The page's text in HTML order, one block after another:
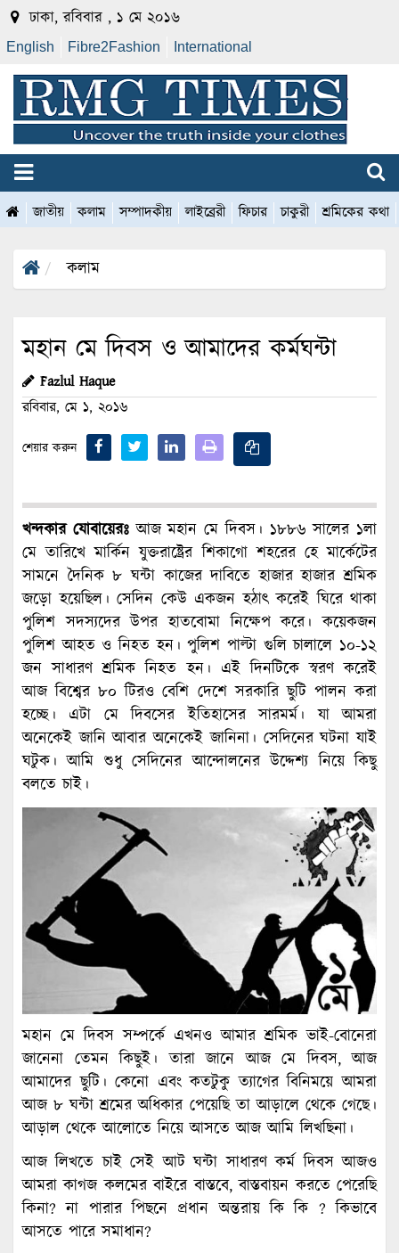
ঢাকা, রবিবার , ১ মে ২০১৬
English Fibre2Fashion International
জাতীয় কলাম সম্পাদকীয় লাইব্রেরী ফিচার চাকুরী শ্রমিকের কথা
কলাম
মহান মে দিবস ও আমাদের কর্মঘন্টা
Fazlul Haque
রবিবার, মে ১, ২০১৬
শেয়ার করুন
খন্দকার যোবায়েরঃআজ মহান মে দিবস। ১৮৮৬ সালের ১লা
মে তারিখে মার্কিন যুক্তরাষ্ট্রের শিকাগো শহরের হে মার্কেটের
সামনে দৈনিক ৮ ঘন্টা কাজের দাবিতে হাজার হাজার শ্রমিক
জড়ো হয়েছিল। সেদিন কেউ একজন হঠাৎ করেই ঘিরে থাকা
পুলিশ সদস্যদের উপর হাতবোমা নিক্ষেপ করে। কয়েকজন
পুলিশ আহত ও নিহত হন। পুলিশ পাল্টা গুলি চালালে ১০-১২
জন সাধারণ শ্রমিক নিহত হন। এই দিনটিকে স্বরণ করেই
আজ বিশ্বের ৮০ টিরও বেশি দেশে সরকারি ছুটি পালন করা
হচ্ছে। এটা মে দিবসের ইতিহাসের সারমর্ম। যা আমরা
অনেকেই জানি আবার অনেকেই জানিনা। সেদিনের ঘটনা যাই
ঘটুক। আমি শুধু সেদিনের আন্দোলনের উদ্দেশ্য নিয়ে কিছু
বলতে চাই।
মহান মে দিবস সম্পর্কে এখনও আমার শ্রমিক ভাই-বোনেরা
জানেনা তেমন কিছুই। তারা জানে আজ মে দিবস, আজ
আমাদের ছুটি। কেনো এবং কতটুকু ত্যাগের বিনিময়ে আমরা
আজ ৮ ঘন্টা শ্রমের অধিকার পেয়েছি তা আড়ালে থেকে গেছে।
আড়াল থেকে আলোতে নিয়ে আসতে আজ আমি লিখছিনা।
আজ লিখতে চাই সেই আট ঘন্টা সাধারণ কর্ম দিবস আজও
আমরা কাগজ কলমের বাইরে বাস্তবে, বাস্তবায়ন করতে পেরেছি
কিনা? না পারার পিছনে প্রধান অন্তরায় কি কি ? কিভাবে
আসতে পারে সমাধান?